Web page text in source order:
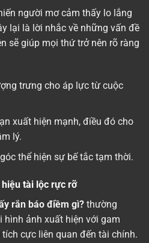
người mơ cảm thấy lo lắng
lại là lời nhắc về những vấn đề
sẽ giúp mọi thứ trở nên rõ ràng
trưng cho áp lực từ cuộc
xuất hiện mạnh, điều đó cho
lý.
thể hiện sự bế tắc tạm thời.
tài lộc rực rỡ
rắn báo điềm gì? thường
hình ảnh xuất hiện với gam
cực liên quan đến tài chính.